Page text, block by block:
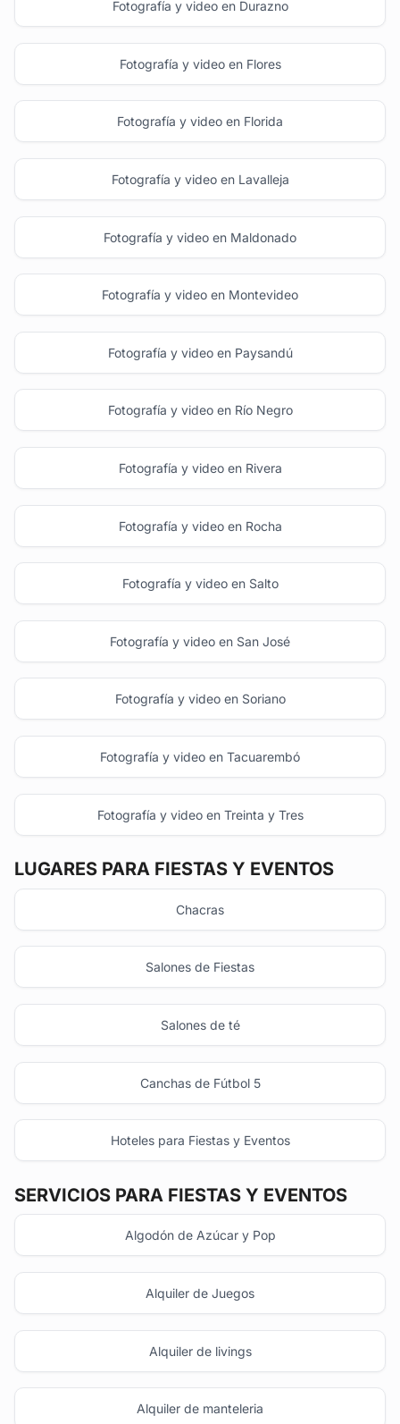
Fotografía y video en Durazno
Fotografía y video en Flores
Fotografía y video en Florida
Fotografía y video en Lavalleja
Fotografía y video en Maldonado
Fotografía y video en Montevideo
Fotografía y video en Paysandú
Fotografía y video en Río Negro
Fotografía y video en Rivera
Fotografía y video en Rocha
Fotografía y video en Salto
Fotografía y video en San José
Fotografía y video en Soriano
Fotografía y video en Tacuarembó
Fotografía y video en Treinta y Tres
LUGARES PARA FIESTAS Y EVENTOS
Chacras
Salones de Fiestas
Salones de té
Canchas de Fútbol 5
Hoteles para Fiestas y Eventos
SERVICIOS PARA FIESTAS Y EVENTOS
Algodón de Azúcar y Pop
Alquiler de Juegos
Alquiler de livings
Alquiler de manteleria